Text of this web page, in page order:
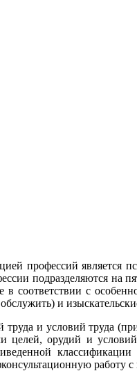
профессий является
подразделяются
соответствии с
и
и условий труда
целей, орудий и
работу